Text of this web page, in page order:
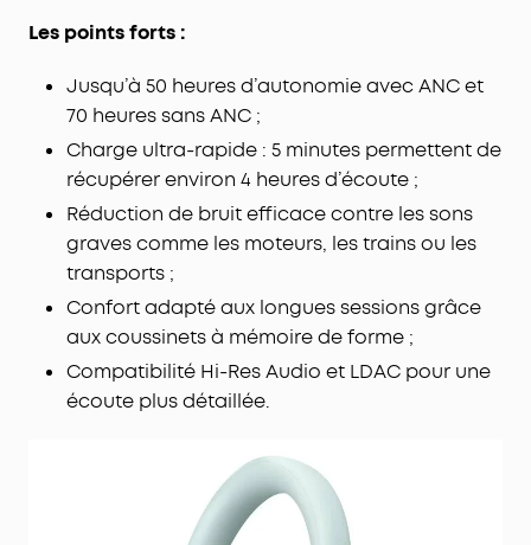
Les points forts :
Jusqu’à 50 heures d’autonomie avec ANC et
70 heures sans ANC ;
Charge ultra-rapide : 5 minutes permettent de
récupérer environ 4 heures d’écoute ;
Réduction de bruit efficace contre les sons
graves comme les moteurs, les trains ou les
transports ;
Confort adapté aux longues sessions grâce
aux coussinets à mémoire de forme ;
Compatibilité Hi-Res Audio et LDAC pour une
écoute plus détaillée.